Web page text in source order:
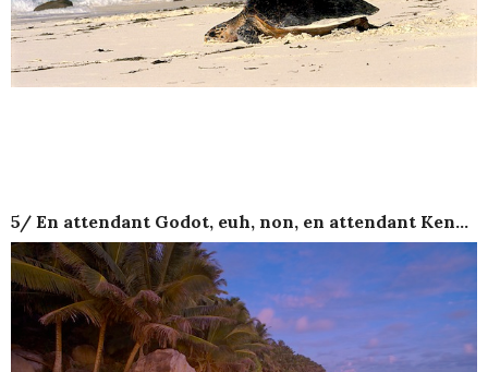
5/ En attendant Godot, euh, non, en attendant Ken…